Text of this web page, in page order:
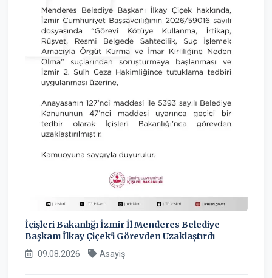
İçişleri Bakanlığı İzmir İl Menderes Belediye
Başkanı İlkay Çiçek'i Görevden Uzaklaştırdı
09.08.2026 Asayiş